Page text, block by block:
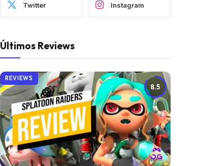
Twitter Instagram
Últimos Reviews
8.5
REVIEWS